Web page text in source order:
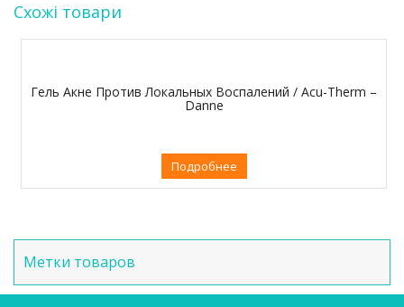
Схожі товари
Гель Акне Против Локальных Воспалений / Acu-Therm –
Danne
Подробнее
Метки товаров